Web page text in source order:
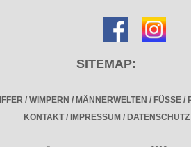
SITEMAP:
/ WIMPERN / MÄNNERWELTEN / FÜSSE/
KONTAKT/ IMPRESSUM / DATENSCHUTZ